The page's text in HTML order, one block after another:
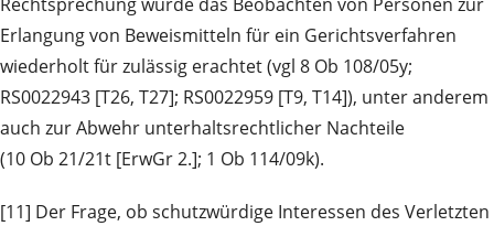
Erlangung von Beweismitteln für ein Gerichtsverfahren
wiederholt für zulässig erachtet (vgl 8 Ob 108/05y;
RS0022943 [T26, T27]; RS0022959 [T9, T14]), unter anderem
auch zur Abwehr unterhaltsrechtlicher Nachteile
(10 Ob 21/21t [ErwGr 2.]; 1 Ob 114/09k).
[11] Der Frage, ob schutzwürdige Interessen des Verletzten